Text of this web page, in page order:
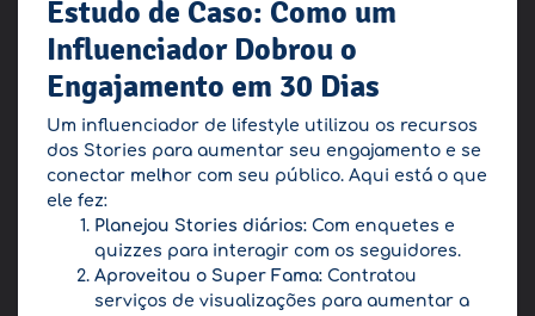
Estudo de Caso: Como um
Influenciador Dobrou o
Engajamento em 30 Dias
Um influenciador de lifestyle utilizou os recursos
dos Stories para aumentar seu engajamento e se
conectar melhor com seu público. Aqui está o que
ele fez:
Planejou Stories diários: Com enquetes e
quizzes para interagir com os seguidores.
Aproveitou o Super Fama: Contratou
serviços de visualizações para aumentar a